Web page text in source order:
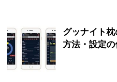
グッナイト
方法・設定の